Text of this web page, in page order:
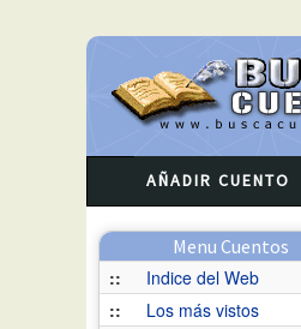
AÑADIR CUENTO
Menu Cuentos
::
Indice del Web
::
Los más vistos